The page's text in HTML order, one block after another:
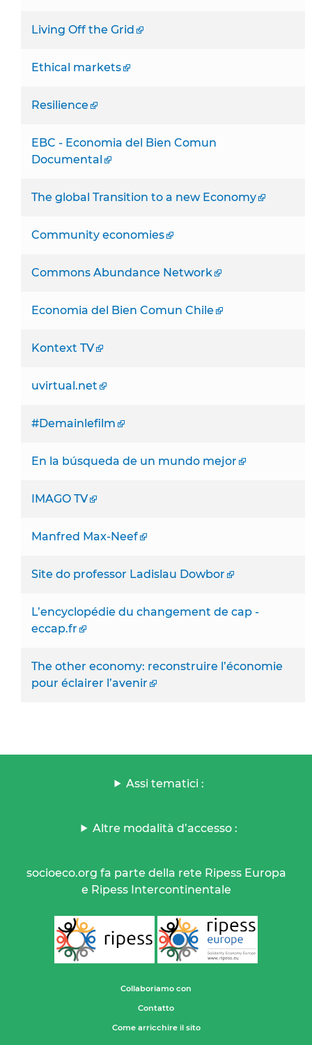
Living Off the Grid
Ethical markets
Resilience
EBC - Economia del Bien Comun
Documental
The global Transition to a new Economy
Community economies
Commons Abundance Network
Economia del Bien Comun Chile
Kontext TV
uvirtual.net
#Demainlefilm
En la búsqueda de un mundo mejor
IMAGO TV
Manfred Max-Neef
Site do professor Ladislau Dowbor
L’encyclopédie du changement de cap -
eccap.fr
The other economy: reconstruire l’économie
pour éclairer l’avenir
Assi tematici :
Altre modalità d’accesso :
socioeco.org fa parte della rete Ripess Europa
e Ripess Intercontinentale
Collaboriamo con
Contatto
Come arricchire il sito